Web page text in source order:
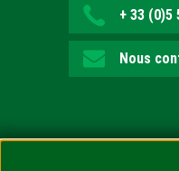
+ 33 (0)5
Nous